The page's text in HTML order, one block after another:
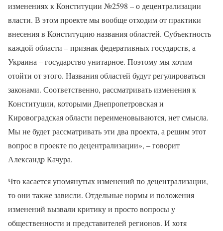
изменениях к Конституции №2598 – о децентрализации
власти. В этом проекте мы вообще отходим от практики
внесения в Конституцию названия областей. Субъектность
каждой области – признак федеративных государств, а
Украина – государство унитарное. Поэтому мы хотим
отойти от этого. Названия областей будут регулироваться
законами. Соответственно, рассматривать изменения к
Конституции, которыми Днепропетровская и
Кировоградская области переименовываются, нет смысла.
Мы не будет рассматривать эти два проекта, а решим этот
вопрос в проекте по децентрализации», – говорит
Александр Качура.
Что касается упомянутых изменений по децентрализации,
то они также зависли. Отдельные нормы и положения
изменений вызвали критику и просто вопросы у
общественности и представителей регионов. И хотя